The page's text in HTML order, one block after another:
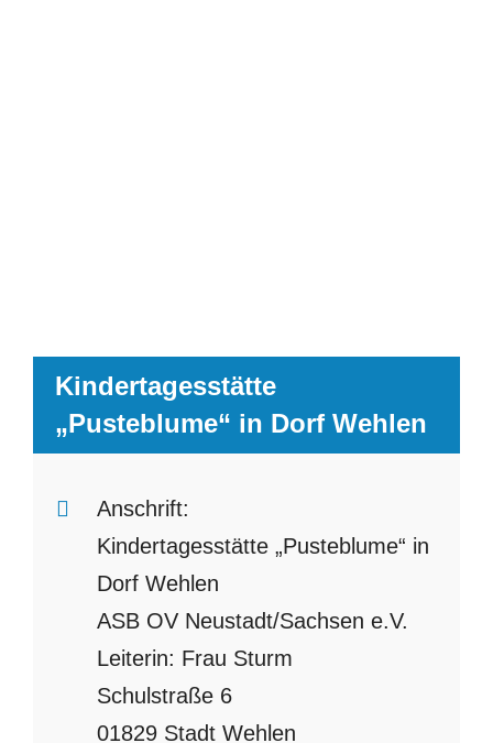
Kindertagesstätte
„Pusteblume“ in Dorf Wehlen
Anschrift:
Kindertagesstätte „Pusteblume“ in
Dorf Wehlen
ASB OV Neustadt/Sachsen e.V.
Leiterin: Frau Sturm
Schulstraße 6
01829 Stadt Wehlen